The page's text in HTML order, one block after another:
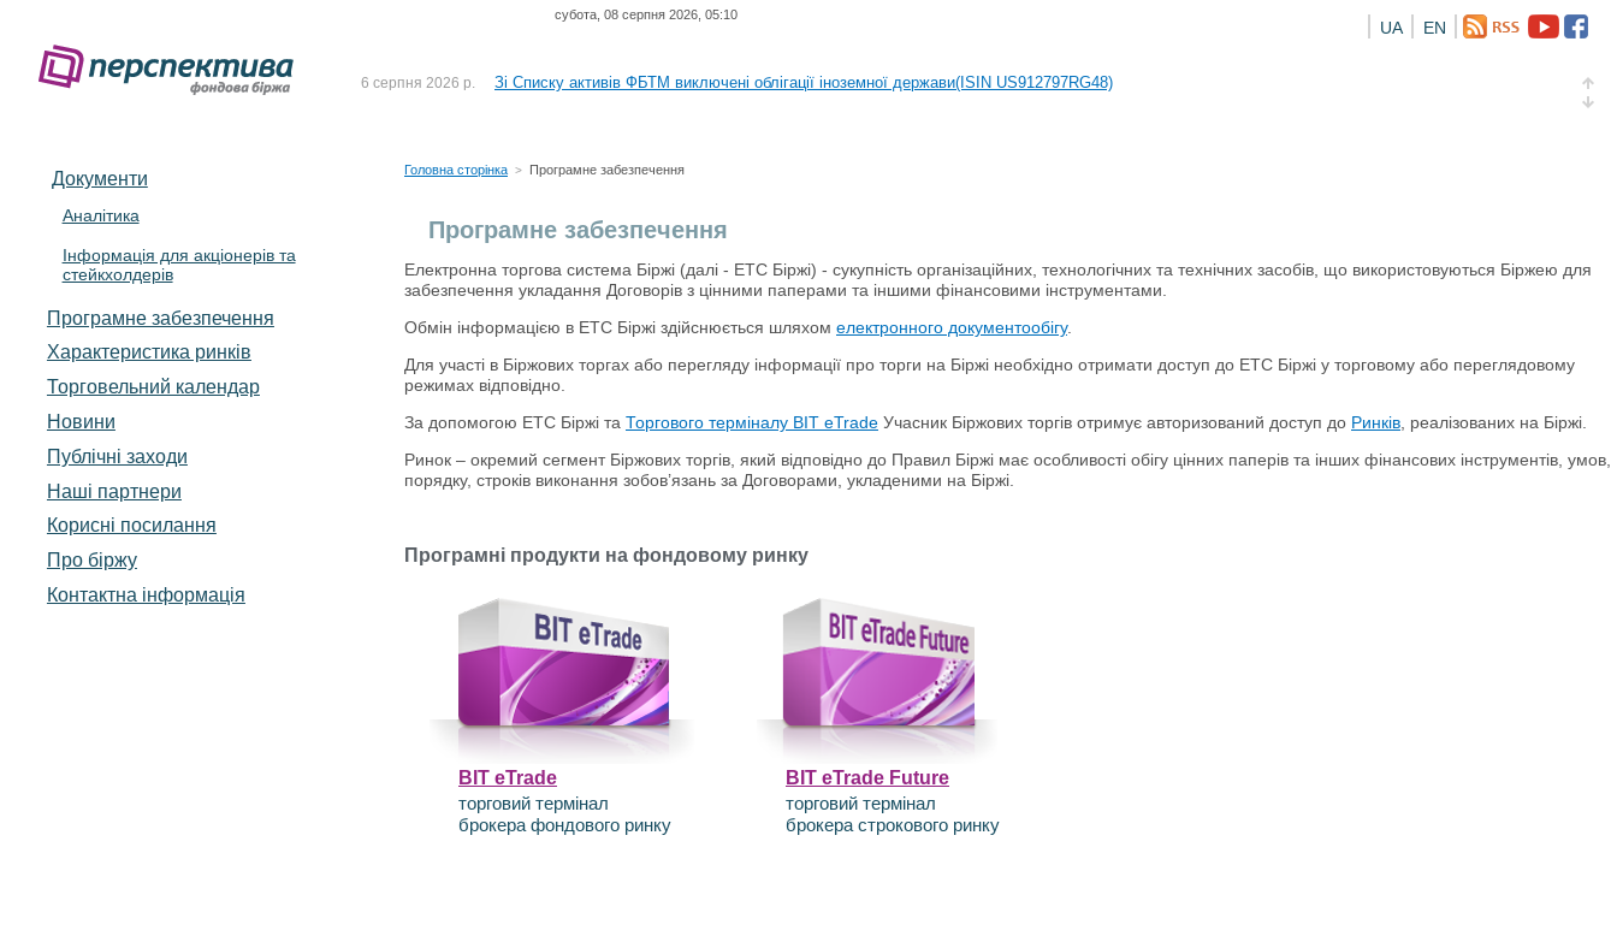
субота, 08 серпня 2026, 05:10
EN
UA
До Списку активів регульованого фондового ринку (РФР) включена Корпоративна облігація відсоткова електронна іменна (ISIN UA5000016726)
6 серпня 2026 р. Зі Списку активів ФБТМ виключені облігації іноземної держави(ISIN US912797RG48)
5 серпня 2026 р. Зі списку активів РФР виключені Облігація внутрішніх державних позик України (ISIN UA4000232607)
6 серпня 2026 р. Зі Списку активів ФБТМ виключені облігації іноземної держави(ISIN US912797RG48)
Документи
Аналітика
Інформація для акціонерів та
стейкхолдерів
Програмне забезпечення
Характеристика pинків
Торговельний календар
Новини
Публічні заходи
Наші партнери
Корисні посилання
Про біржу
Контактна інформація
Головна сторінка > Програмне забезпечення
Програмне забезпечення
Електронна торгова система Біржі (далі - ETС Біржі) - сукупність організаційних, технологічних та технічних засобів, що використовуються Біржею для
забезпечення укладання Договорів з цінними паперами та іншими фінансовими інструментами.
Обмін інформацією в ЕТС Біржі здійснюється шляхом електронного документообігу.
Для участі в Біржових торгах або перегляду інформації про торги на Біржі необхідно отримати доступ до ЕТС Біржі у торговому або переглядовому
режимах відповідно.
За допомогою ЕТС Біржі та Торгового терміналу BIT eTrade Учасник Біржових торгів отримує авторизований доступ до Ринків , реалізованих на Біржі.
Ринок – окремий сегмент Біржових торгів, який відповідно до Правил Біржі має особливості обігу цінних паперів та інших фінансових інструментів, умов,
порядку, строків виконання зобов’язань за Договорами, укладеними на Біржі.
Програмні продукти на фондовому ринку
BIT eTrade
торговий термінал
брокера фондового ринку
BIT eTrade Future
торговий термінал
брокера строкового ринку